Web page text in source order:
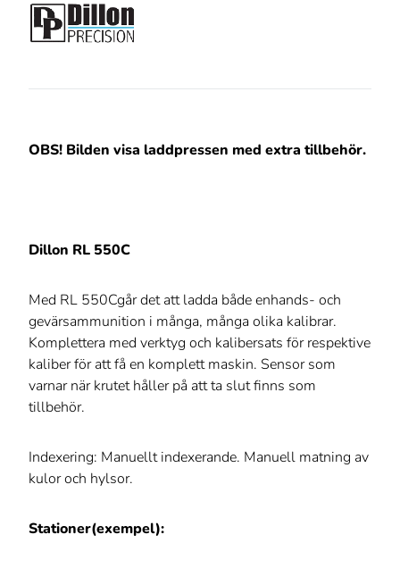
OBS! Bilden visa laddpressen med extra tillbehör.
Dillon RL 550C
Med RL 550Cgår det att ladda både enhands- och
gevärsammunition i många, många olika kalibrar.
Komplettera med verktyg och kalibersats för respektive
kaliber för att få en komplett maskin. Sensor som
varnar när krutet håller på att ta slut finns som
tillbehör.
Indexering: Manuellt indexerande. Manuell matning av
kulor och hylsor.
Stationer(exempel):